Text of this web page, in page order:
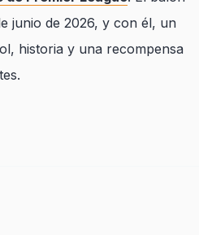
junio de 2026, y con él, un
historia y una recompensa